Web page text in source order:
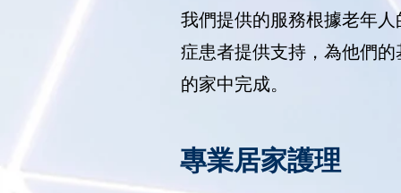
我們提供的服務根據老年
症患者提供支持，為他們
的家中完成。
專業居家護理